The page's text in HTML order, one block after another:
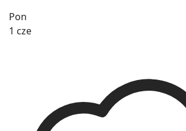
Pon
1 cze